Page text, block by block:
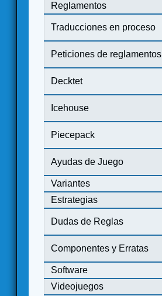
Reglamentos
Traducciones en proceso
Peticiones de reglamentos
Decktet
Icehouse
Piecepack
Ayudas de Juego
Variantes
Estrategias
Dudas de Reglas
Componentes y Erratas
Software
Videojuegos